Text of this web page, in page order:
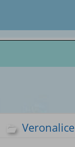
Veronalice